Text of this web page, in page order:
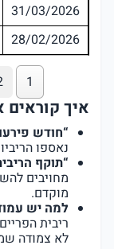
31/03/2026
28/02/2026
1
איך
“חודש
נאספו
“תוקף
מחויבים
מוקדם.
למה יש
ריבית
לא צמודה